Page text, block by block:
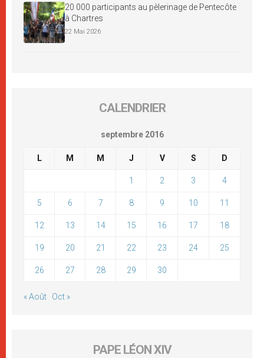
20 000 participants au pèlerinage de Pentecôte
à Chartres
22 Mai 2026
CALENDRIER
septembre 2016
L M M J V S D
1 2 3 4
5 6 7 8 9 10 11
12 13 14 15 16 17 18
19 20 21 22 23 24 25
26 27 28 29 30
« Août Oct »
PAPE LÉON XIV